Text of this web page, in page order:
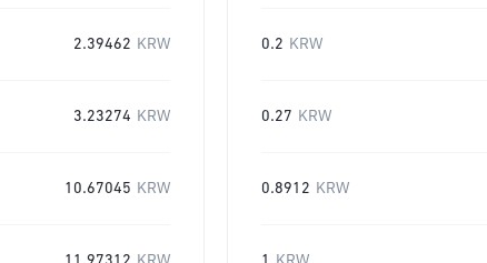
2.39462 KRW
3.23274 KRW
10.67045 KRW
0.2 KRW
0.27 KRW
0.8912 KRW